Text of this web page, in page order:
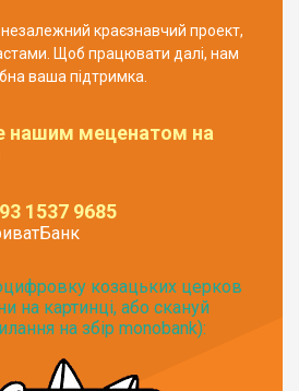
незалежний краєзнавчий проект,
Щоб працювати далі, нам
ваша підтримка.
нашим меценатом на
1537 9685
козацьких церков
на картинці, або скануй
на збір monobank):